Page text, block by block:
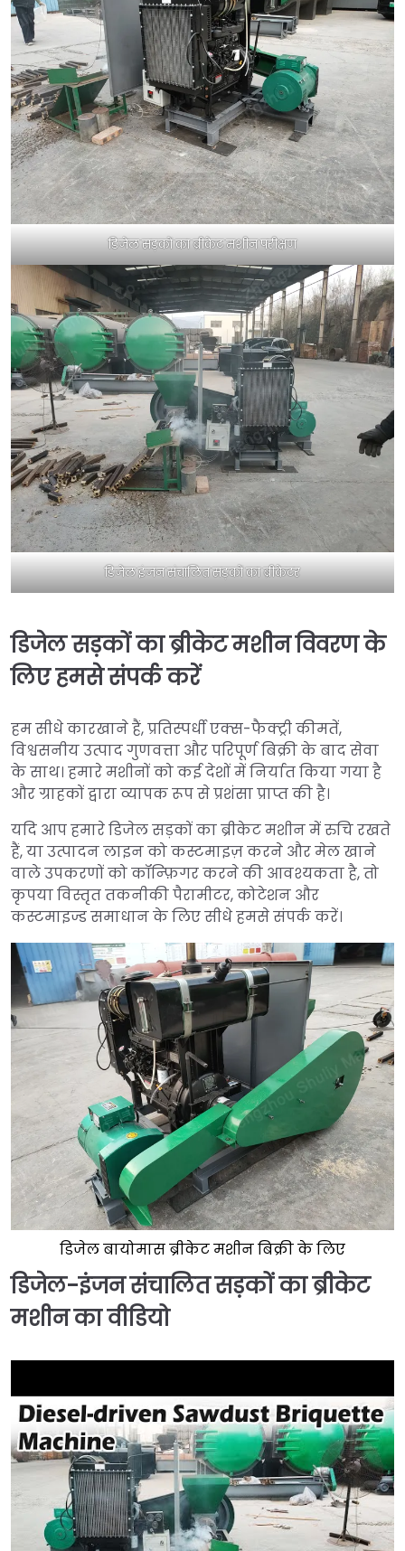
डिजेल सड़कों का ब्रीकेट मशीन परीक्षण
डिजेल इंजन संचालित सड़कों का ब्रीकेटर
डिजेल सड़कों का ब्रीकेट मशीन विवरण के
लिए हमसे संपर्क करें
हम सीधे कारखाने हैं, प्रतिस्पर्धी एक्स-फैक्ट्री कीमतें,
विश्वसनीय उत्पाद गुणवत्ता और परिपूर्ण बिक्री के बाद सेवा
के साथ। हमारे मशीनों को कई देशों में निर्यात किया गया है
और ग्राहकों द्वारा व्यापक रूप से प्रशंसा प्राप्त की है।
यदि आप हमारे डिजेल सड़कों का ब्रीकेट मशीन में रुचि रखते
हैं, या उत्पादन लाइन को कस्टमाइज़ करने और मेल खाने
वाले उपकरणों को कॉन्फ़िगर करने की आवश्यकता है, तो
कृपया विस्तृत तकनीकी पैरामीटर, कोटेशन और
कस्टमाइज्ड समाधान के लिए सीधे हमसे संपर्क करें।
डिजेल बायोमास ब्रीकेट मशीन बिक्री के लिए
डिजेल-इंजन संचालित सड़कों का ब्रीकेट
मशीन का वीडियो